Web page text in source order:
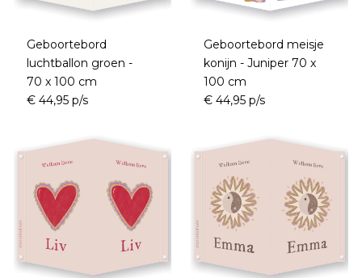
Geboortebord
luchtballon groen -
70 x 100 cm
€ 44,95 p/s
Geboortebord meisje
konijn - Juniper 70 x
100 cm
€ 44,95 p/s